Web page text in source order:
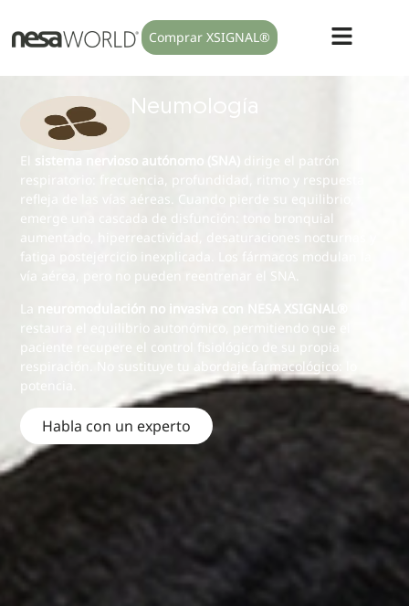
Comprar XSIGNAL®
Neumología
El sistema nervioso autónomo (SNA)
dirige el patrón
respiratorio: frecuencia, profundidad, ritmo y respuesta
refleja de las vías aéreas. Cuando pierde su equilibrio,
emerge una cascada de disfunción: tono bronquial
aumentado, hiperreactividad, desaturaciones nocturnas y
fatiga postejercicio inexplicada. Los fármacos modulan la
vía aérea, pero no pueden reentrenar el SNA.
La neuromodulación no invasiva con NESA XSIGNAL®
restaura el equilibrio autonómico, permitiendo que el
paciente recupere el control fisiológico de su propia
respiración. No sustituye tu abordaje farmacológico: lo
potencia.
Habla con un experto